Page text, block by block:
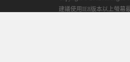
建議使用IE8版本以上螢幕